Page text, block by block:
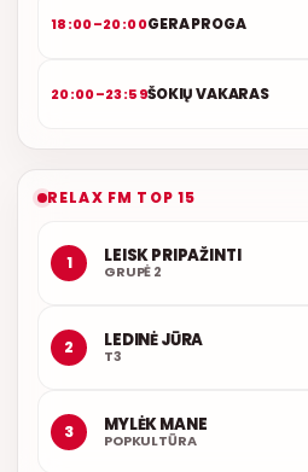
18:00–20:00GERA PROGA
20:00–23:59ŠOKIŲ VAKARAS
RELAX FM TOP 15
1 LEISK PRIPAŽINTI
GRUPĖ 2
2 LEDINĖ JŪRA
T3
3 MYLĖK MANE
POPKULTŪRA